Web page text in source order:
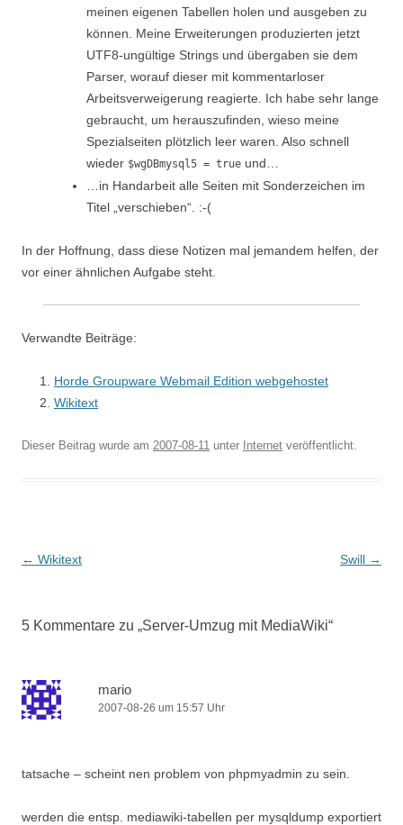
meinen eigenen Tabellen holen und ausgeben zu
können. Meine Erweiterungen produzierten jetzt
UTF8-ungültige Strings und übergaben sie dem
Parser, worauf dieser mit kommentarloser
Arbeitsverweigerung reagierte. Ich habe sehr lange
gebraucht, um herauszufinden, wieso meine
Spezialseiten plötzlich leer waren. Also schnell
wieder $wgDBmysql5 = true und…
…in Handarbeit alle Seiten mit Sonderzeichen im
Titel „verschieben“. :-(
In der Hoffnung, dass diese Notizen mal jemandem helfen, der
vor einer ähnlichen Aufgabe steht.
Verwandte Beiträge:
Horde Groupware Webmail Edition webgehostet
Wikitext
Dieser Beitrag wurde am 2007-08-11 unter Internet veröffentlicht.
Beitragsnavigation
← Wikitext Swill →
5 Kommentare zu „Server-Umzug mit MediaWiki“
mario
2007-08-26 um 15:57 Uhr
tatsache – scheint nen problem von phpmyadmin zu sein.
werden die entsp. mediawiki-tabellen per mysqldump exportiert